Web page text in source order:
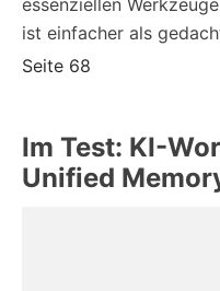
essenziellen
ist einfacher als
Seite 68
Im Test: KI-
Unified